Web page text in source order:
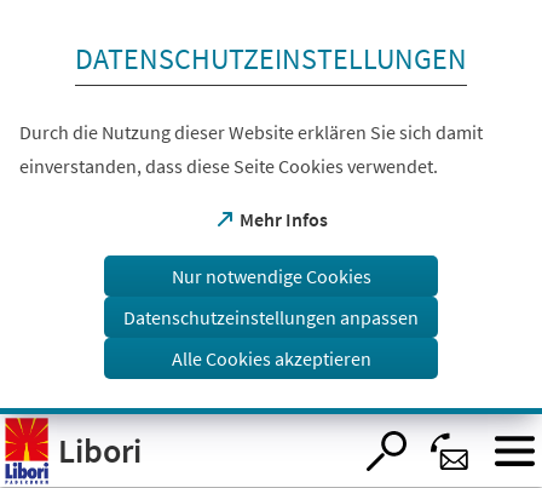
Visuelle
Assistenzsoftware
öffnen.
DATENSCHUTZEINSTELLUNGEN
Durch die Nutzung dieser Website erklären Sie sich damit
einverstanden, dass diese Seite Cookies verwendet.
Mehr Infos
(Öffnet
einem
Tab)
Nur notwendige Cookies
Datenschutzeinstellungen anpassen
Alle Cookies akzeptieren
Libori